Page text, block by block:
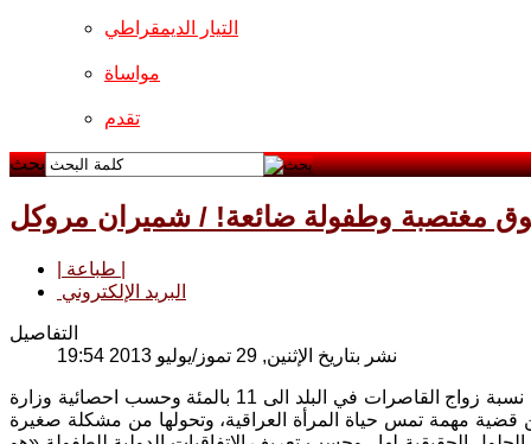
التيار الديمقراطي
مواساة
تقدم
بحث
مغتصبة وطفولة ضائعة! / شميران مروكل
البريد الإلكتروني
التفاصيل
نشر بتاريخ الإثنين, 29 تموز/يوليو 2013 19:54
جاء تصريح وزير التخطيط التعاون الإنمائي علي شكري، والذي اشار فيه الى ارتفاع نسبة زواج القاصرات في البلد الى 11 بالمئة وحسب احصائية وزارة
قضية مهمة تمس حياة المرأة العراقية، وتحولها من مشكلة صغيرة